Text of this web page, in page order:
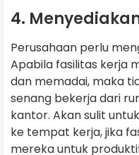
4.
Perusahaan perlu
Apabila fasilitas kerja
dan memadai, maka
senang bekerja dari
kantor. Akan sulit
ke tempat kerja, jika
mereka untuk